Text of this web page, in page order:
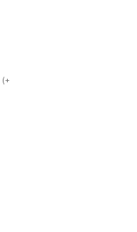
(+